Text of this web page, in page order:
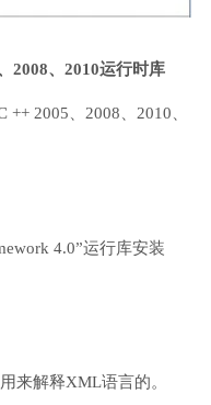
2008、2010运行时库
2005、2008、2010、
4.0”运行库安装
来解释XML语言的。